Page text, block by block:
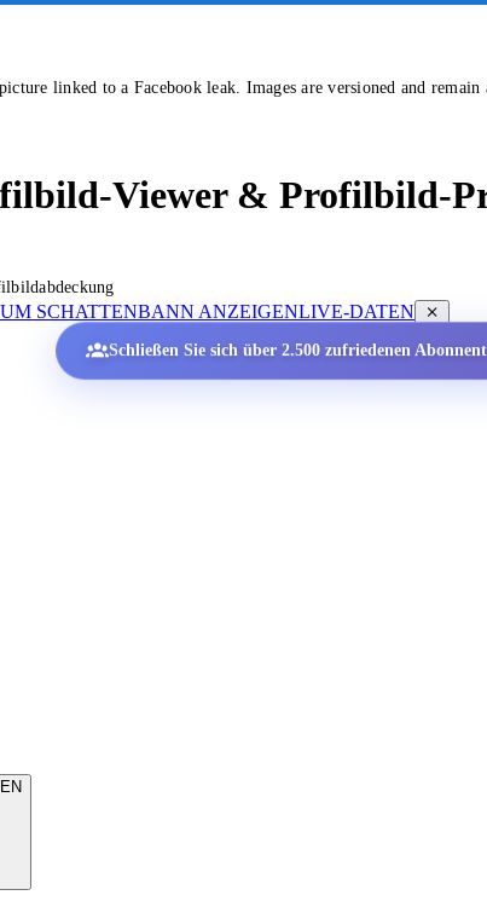
linked to a Facebook leak. Images are versioned and remain
Viewer & Profilbild-
SCHATTENBANN ANZEIGENLIVE-DATEN
Schließen Sie sich über 2.500 zufriedenen